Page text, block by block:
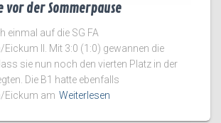
vor der Sommerpause
einmal auf die SG FA
II. Mit 3:0 (1:0) gewannen die
sie nun noch den vierten Platz in der
Die B1 hatte ebenfalls
Eickum am Weiterlesen